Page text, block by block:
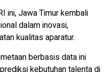
ini, Jawa Timur kembali
dalam inovasi,
kualitas aparatur.
berbasis data ini
kebutuhan talenta di